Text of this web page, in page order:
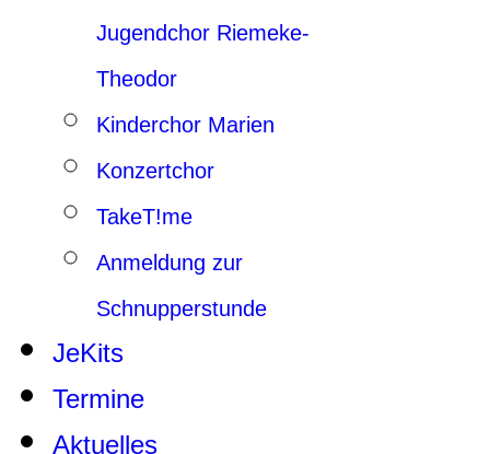
Jugendchor Riemeke-
Theodor
Kinderchor Marien
Konzertchor
TakeT!me
Anmeldung zur
Schnupperstunde
JeKits
Termine
Aktuelles